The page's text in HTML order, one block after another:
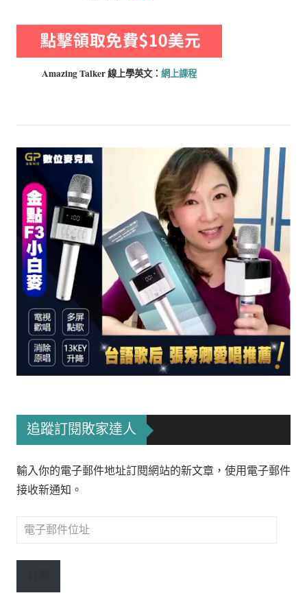
Amazing Talker 線上學英文： 網上課程
追蹤訂閱敗家達人
輸入你的電子郵件地址訂閱網站的新文章，使用電子郵件
接收新通知。
電
郵